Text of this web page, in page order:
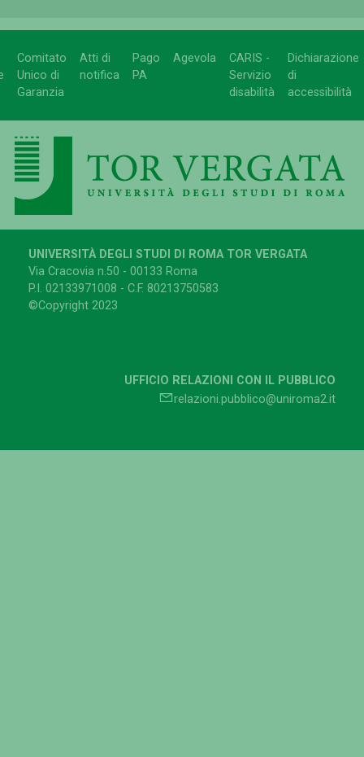
Comitato
Unico di
Garanzia
Atti di
notifica
Pago
PA
Agevola
CARIS -
Servizio
disabilità
Dichiarazione
di
accessibilità
UNIVERSITÀ DEGLI STUDI DI ROMA TOR VERGATA
Via Cracovia n.50 - 00133 Roma
P.I. 02133971008 - C.F. 80213750583
©Copyright 2023
UFFICIO RELAZIONI CON IL PUBBLICO
relazioni.pubblico@uniroma2.it